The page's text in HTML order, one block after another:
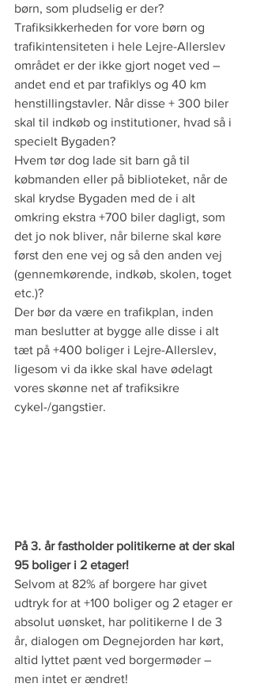
børn, som pludselig er der?
Trafiksikkerheden for vore børn og
trafikintensiteten i hele Lejre-Allerslev
området er der ikke gjort noget ved –
andet end et par trafiklys og 40 km
henstillingstavler. Når disse + 300 biler
skal til indkøb og institutioner, hvad så i
specielt Bygaden?
Hvem tør dog lade sit barn gå til
købmanden eller på biblioteket, når de
skal krydse Bygaden med de i alt
omkring ekstra +700 biler dagligt, som
det jo nok bliver, når bilerne skal køre
først den ene vej og så den anden vej
(gennemkørende, indkøb, skolen, toget
etc.)?
Der bør da være en trafikplan, inden
man beslutter at bygge alle disse i alt
tæt på +400 boliger i Lejre-Allerslev,
ligesom vi da ikke skal have ødelagt
vores skønne net af trafiksikre
cykel-/gangstier.
På 3. år fastholder politikerne at der skal
95 boliger i 2 etager!
Selvom at 82% af borgere har givet
udtryk for at +100 boliger og 2 etager er
absolut uønsket, har politikerne I de 3
år, dialogen om Degnejorden har kørt,
altid lyttet pænt ved borgermøder –
men intet er ændret!